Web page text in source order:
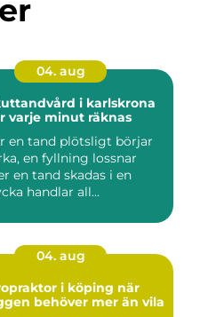
04. aug
i karlskrona
varje minut räknas
en tand plötsligt börjar
en fyllning lossnar
en tand skadas i en
handlar all...
04. aug
i köping när
behöver mer än vila